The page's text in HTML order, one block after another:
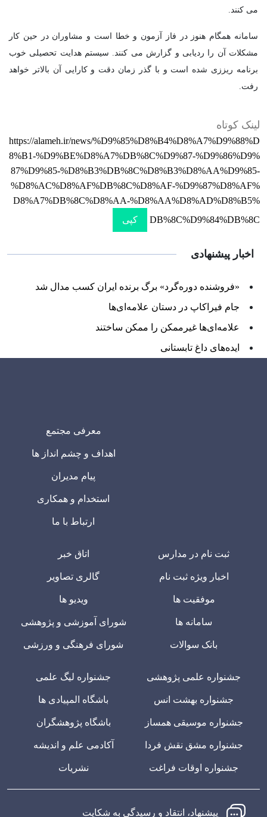
می کنند.
سامانه همگام هنوز در فاز آزمون و خطا است و مشاوران در حین کار
مشکلات آن را ردیابی و گزارش می کنند. سیستم هدایت تحصیلی خوب
برنامه ریززی شده است و با گذر زمان دقت و کارایی آن بالاتر خواهد
رفت.
لینک کوتاه
https://alameh.ir/news/%D9%85%D8%B4%D8%A7%D9%88%D
8%B1-%D9%BE%D8%A7%DB%8C%D9%87-%D9%86%D9%
87%D9%85-%D8%B3%DB%8C%D8%B3%D8%AA%D9%85-
%D8%AC%D8%AF%DB%8C%D8%AF-%D9%87%D8%AF%
D8%A7%DB%8C%D8%AA-%D8%AA%D8%AD%D8%B5%
DB%8C%D9%84%DB%8C
کپی
اخبار پیشنهادی
«فروشنده دوره‌گرد» برگ برنده ایران کسب مدال شد
جام فیراکاپ در دستان علامه‌ای‌ها
علامه‌ای‌ها غیرممکن را ممکن ساختند
ایده‌های داغ تابستانی
معرفی مجتمع
اهداف و چشم انداز ها
پیام مدیران
استخدام و همکاری
ارتباط با ما
ثبت نام در مدارس
اخبار ویژه ثبت نام
موفقیت ها
سامانه ها
بانک سوالات
اتاق خبر
گالری تصاویر
ویدیو ها
شورای آموزشی و پژوهشی
شورای فرهنگی و ورزشی
جشنواره علمی پژوهشی
جشنواره بهشت انس
جشنواره موسیقی همساز
جشنواره مشق نقش فردا
جشنواره اوقات فراغت
جشنواره لیگ علمی
باشگاه المپیادی ها
باشگاه پژوهشگران
آکادمی علم و اندیشه
نشریات
پیشنهاد، انتقاد و رسیدگی به شکایت